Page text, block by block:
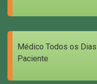
Médico Todos os
Paciente